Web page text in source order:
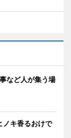
など人が集う場
キ香るおけで